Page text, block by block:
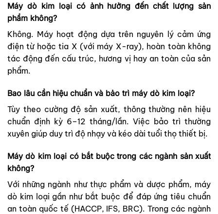
Máy dò kim loại có ảnh hưởng đến chất lượng sản
phẩm không?
Không. Máy hoạt động dựa trên nguyên lý cảm ứng
điện từ hoặc tia X (với máy X-ray), hoàn toàn không
tác động đến cấu trúc, hương vị hay an toàn của sản
phẩm.
Bao lâu cần hiệu chuẩn và bảo trì máy dò kim loại?
Tùy theo cường độ sản xuất, thông thường nên hiệu
chuẩn định kỳ 6–12 tháng/lần. Việc bảo trì thường
xuyên giúp duy trì độ nhạy và kéo dài tuổi thọ thiết bị.
Máy dò kim loại có bắt buộc trong các ngành sản xuất
không?
Với những ngành như thực phẩm và dược phẩm, máy
dò kim loại gần như bắt buộc để đáp ứng tiêu chuẩn
an toàn quốc tế (HACCP, IFS, BRC). Trong các ngành